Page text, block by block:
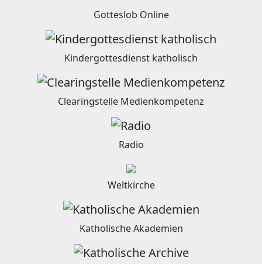
Gotteslob Online
Kindergottesdienst katholisch
Clearingstelle Medienkompetenz
Radio
Weltkirche
Katholische Akademien